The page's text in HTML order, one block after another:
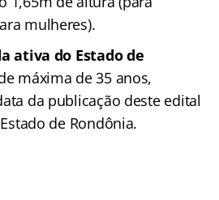
mulheres).
ativa do Estado de
máxima de 35 anos,
da publicação deste edital
de Rondônia.